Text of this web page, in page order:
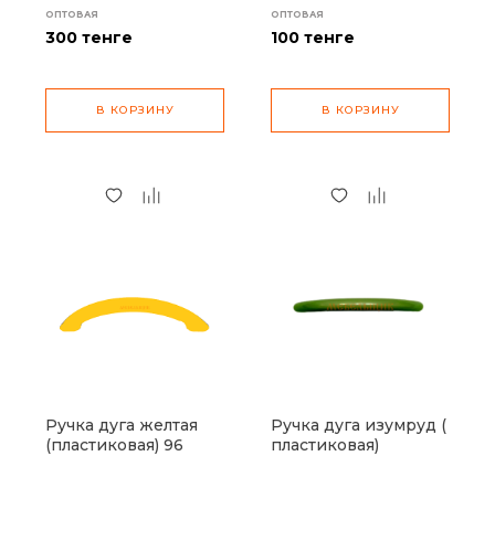
ОПТОВАЯ
300 тенге
В КОРЗИНУ
ОПТОВАЯ
100 тенге
В КОРЗИНУ
Ручка дуга желтая
(пластиковая) 96
Ручка дуга изумруд (
пластиковая)